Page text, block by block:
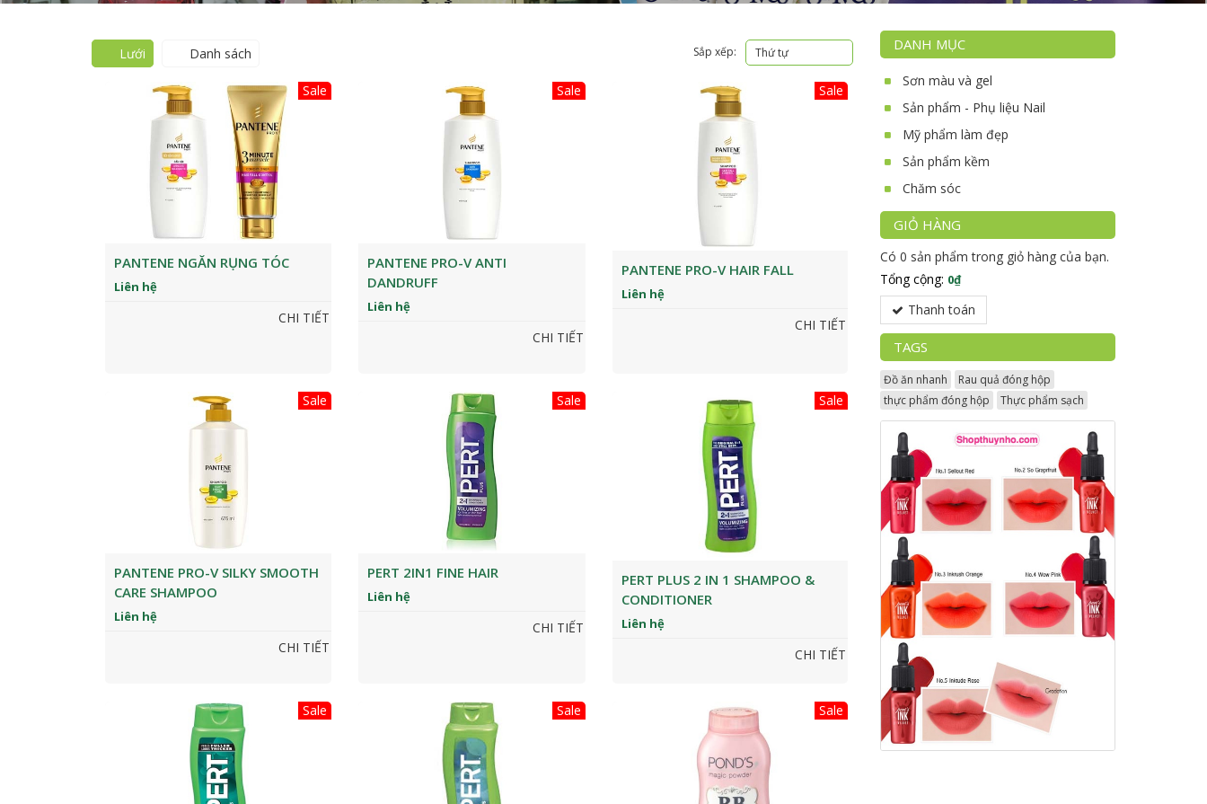
Lưới Danh sách Sắp xếp: Thứ tự
Sale
PANTENE NGĂN RỤNG TÓC
Liên hệ
CHI TIẾT
Sale
PANTENE PRO-V ANTI
DANDRUFF
Liên hệ
CHI TIẾT
Sale
PANTENE PRO-V HAIR FALL
Liên hệ
CHI TIẾT
Sale
PANTENE PRO-V SILKY SMOOTH
CARE SHAMPOO
Liên hệ
CHI TIẾT
Sale
PERT 2IN1 FINE HAIR
Liên hệ
CHI TIẾT
Sale
PERT PLUS 2 IN 1 SHAMPOO &
CONDITIONER
Liên hệ
CHI TIẾT
Sale Sale Sale
DANH MỤC
Sơn màu và gel
Sản phẩm - Phụ liệu Nail
Mỹ phẩm làm đẹp
Sản phẩm kềm
Chăm sóc
GIỎ HÀNG
Có 0 sản phẩm trong giỏ hàng của bạn.
Tổng cộng: 0₫
Thanh toán
TAGS
Đồ ăn nhanh
Rau quả đóng hộp
thực phẩm đóng hộp
Thực phẩm sạch